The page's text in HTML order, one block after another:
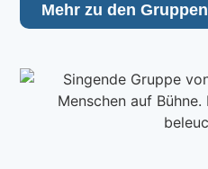
Mehr zu den Gruppen